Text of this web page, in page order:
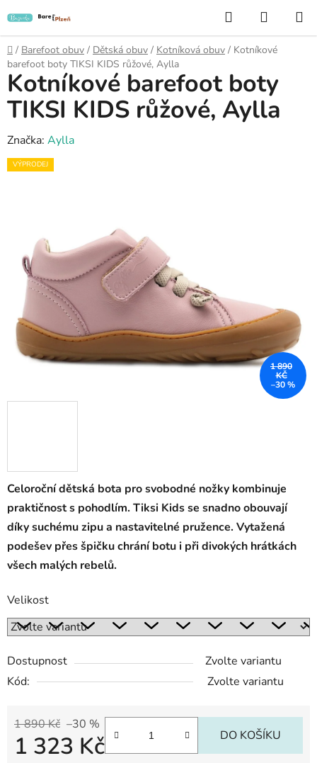
na
obsah
Hledat
KOŠÍK
Domů
/ Barefoot obuv / Dětská obuv / Kotníková obuv / Kotníkové
barefoot boty TIKSI KIDS růžové, Aylla
Celoroční dětská bota pro svobodné nožky kombinuje
praktičnost s pohodlím. Tiksi Kids se snadno obouvají
díky suchému zipu a nastavitelné pružence. Vytažená
podešev přes špičku chrání botu i při divokých hrátkách
všech malých rebelů.
Velikost
Dostupnost
Zvolte variantu
Kód:
Zvolte variantu
1 890 Kč –30 %
1 323 Kč DO KOŠÍKU
Kotníkové barefoot boty
TIKSI KIDS růžové, Aylla
Značka: Aylla
VÝPRODEJ
1 890
KČ
–30 %